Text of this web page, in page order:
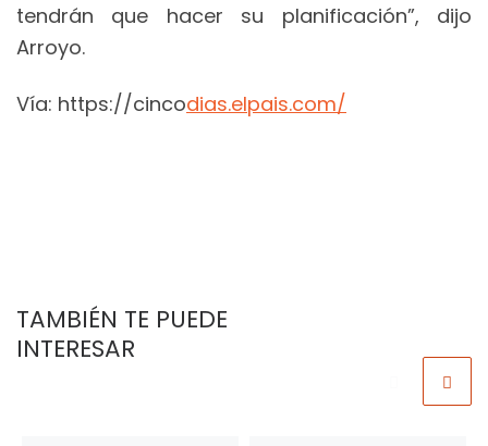
tendrán que hacer su planificación”, dijo
Arroyo.
Vía: https://cincodias.elpais.com/
TAMBIÉN TE PUEDE
INTERESAR